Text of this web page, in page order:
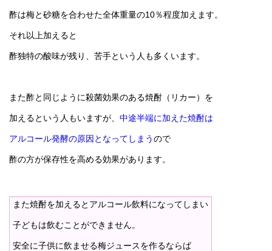
酢は梅と砂糖を合わせた全体重量の10％程度加えます。
それ以上加えると
酢独特の酸味が残り、苦手という人も多くいます。
また酢と同じように殺菌効果のある焼酎（リカー）を
加えるという人もいますが、 中途半端に加えた焼酎は
アルコール発酵の原因となってしまうので
酢の方が保存性を高める効果があります。
また焼酎を加えるとアルコール飲料になってしまい
子どもは飲むことができません。
安全に子供に飲ませる梅ジュースを作るならば